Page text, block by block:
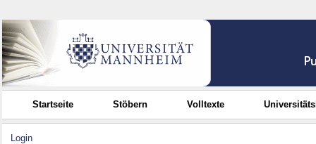
Startseite Stöbern Volltexte
Login